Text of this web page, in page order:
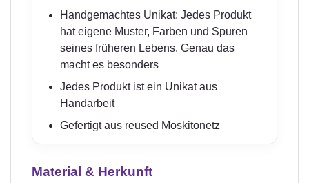
Handgemachtes Unikat: Jedes Produkt
hat eigene Muster, Farben und Spuren
seines früheren Lebens. Genau das
macht es besonders
Jedes Produkt ist ein Unikat aus
Handarbeit
Gefertigt aus reused Moskitonetz
Material & Herkunft